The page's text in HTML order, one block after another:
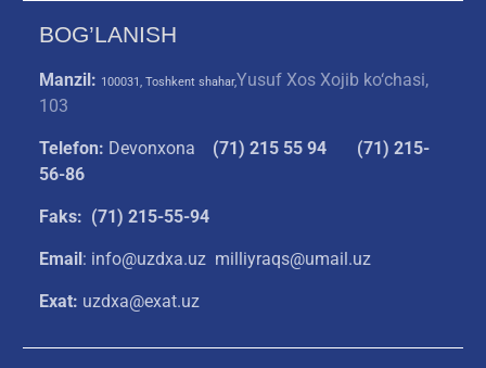
BOG’LANISH
Manzil: 100031, Toshkent shahar,Yusuf Xos Xojib ko‘chasi,
103
Telefon: Devonxona (71) 215 55 94
(71) 215-
56-86
Faks: (71) 215-55-94
Email: info@uzdxa.uz milliyraqs@umail.uz
Exat: uzdxa@exat.uz